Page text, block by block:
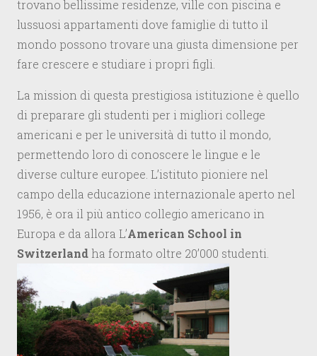
trovano bellissime residenze, ville con piscina e
lussuosi appartamenti dove famiglie di tutto il
mondo possono trovare una giusta dimensione per
fare crescere e studiare i propri figli.
La mission di questa prestigiosa istituzione è quello
di preparare gli studenti per i migliori college
americani e per le università di tutto il mondo,
permettendo loro di conoscere le lingue e le
diverse culture europee. L’istituto pioniere nel
campo della educazione internazionale aperto nel
1956, è ora il più antico collegio americano in
Europa e da allora L’American School in
Switzerlandha formato oltre 20’000 studenti.